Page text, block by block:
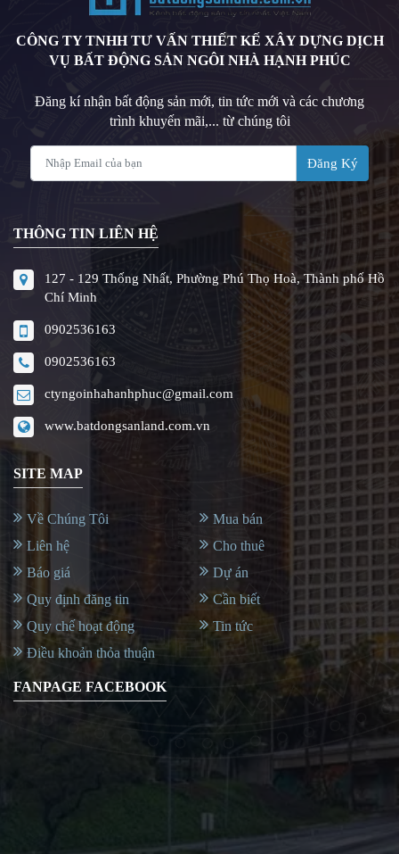
CÔNG TY TNHH TƯ VẤN THIẾT KẾ XÂY DỰNG DỊCH
VỤ BẤT ĐỘNG SẢN NGÔI NHÀ HẠNH PHÚC
Đăng kí nhận bất động sản mới, tin tức mới và các chương
trình khuyến mãi,... từ chúng tôi
Đăng Ký
THÔNG TIN LIÊN HỆ
127 - 129 Thống Nhất, Phường Phú Thọ Hoà, Thành phố Hồ
Chí Minh
0902536163
0902536163
ctyngoinhahanhphuc@gmail.com
www.batdongsanland.com.vn
SITE MAP
Về Chúng Tôi
Liên hệ
Báo giá
Quy định đăng tin
Quy chế hoạt động
Điều khoản thỏa thuận
Mua bán
Cho thuê
Dự án
Cần biết
Tin tức
FANPAGE FACEBOOK